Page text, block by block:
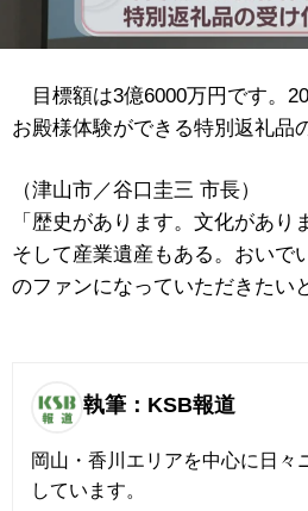
目標額は3億6000万円です。
お殿様体験ができる特別返礼品
（津山市／谷口圭三 市長）
「歴史があります。文化があり
そして産業遺産もある。おいで
のファンになっていただきたい
執筆：KSB報道
岡山・香川エリアを中心に日々
しています。